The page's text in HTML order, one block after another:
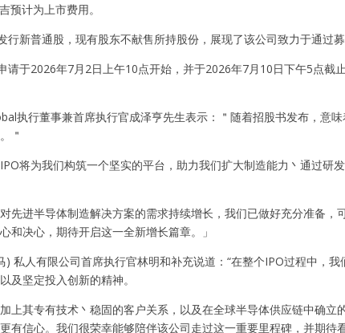
预计为上市费用。
行新普通股，现有股东不献售所持股份，展现了该公司致力于通过
请于2026年7月2日上午10点开始，并于2026年7月10日下午5点
执行董事兼首席执行官成泽亨先生表示：＂随着招股书发布，意
＂
将为我们构筑一个坚实的平台，助力我们扩大制造能力丶通过
对先进半导体制造解决方案的需求持续增长，我们已做好充分准备
和决心，期待开启这一全新增长篇章。」
) 私人有限公司首席执行官林明和补充说道：“在整个IPO过程中，
及坚定投入创新的精神。
上其专有技术丶稳固的客户关系，以及在全球半导体供应链中确
有信心。我们很荣幸能够陪伴该公司走过这一重要里程碑，并期